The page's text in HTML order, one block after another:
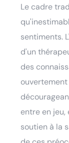
Le cadre
sentiments.
d'un
des
entre en jeu,
soutien à la